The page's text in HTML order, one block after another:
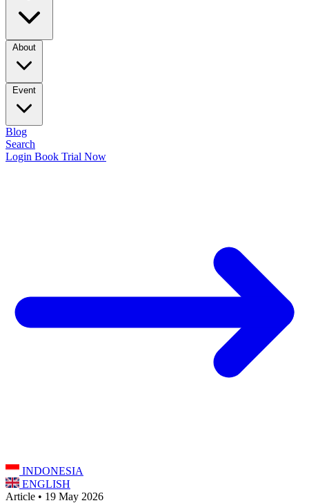
About
Event
Blog
Search
Login Book Trial Now
INDONESIA
ENGLISH
Article • 19 May 2026